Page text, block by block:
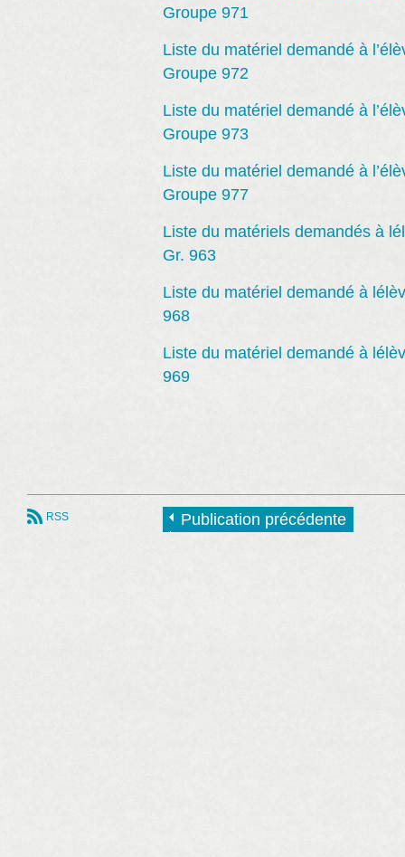
Groupe 971
Liste du matériel demandé à
Groupe 972
Liste du matériel demandé à
Groupe 973
Liste du matériel demandé à
Groupe 977
Liste du matériels demandés à
Gr. 963
Liste du matériel demandé à
968
Liste du matériel demandé à
969
RSS Publication précédente